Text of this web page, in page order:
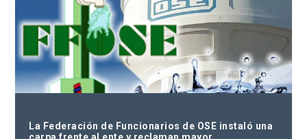
La Federación de Funcionarios de OSE instaló una
carpa frente al ente y reclaman mayor